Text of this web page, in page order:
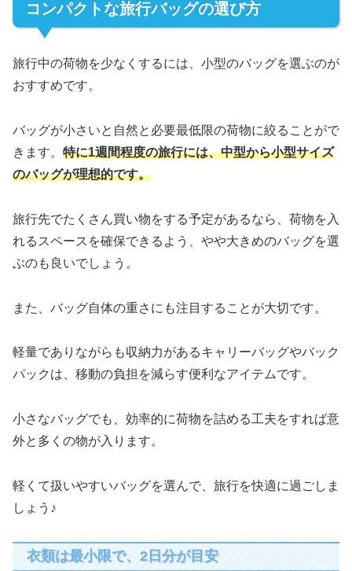
コンパクトな旅行バッグの選び方
旅行中の荷物を少なくするには、小型のバッグを選ぶのが
おすすめです。
バッグが小さいと自然と必要最低限の荷物に絞ることがで
きます。 特に1週間程度の旅行には、中型から小型サイズ
のバッグが理想的です。
旅行先でたくさん買い物をする予定があるなら、荷物を入
れるスペースを確保できるよう、やや大きめのバッグを選
ぶのも良いでしょう。
また、バッグ自体の重さにも注目することが大切です。
軽量でありながらも収納力があるキャリーバッグやバック
パックは、移動の負担を減らす便利なアイテムです。
小さなバッグでも、効率的に荷物を詰める工夫をすれば意
外と多くの物が入ります。
軽くて扱いやすいバッグを選んで、旅行を快適に過ごしま
しょう♪
衣類は最小限で、2日分が目安